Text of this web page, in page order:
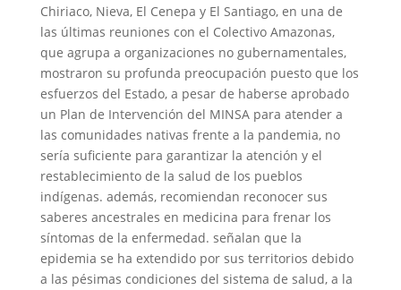
Chiriaco, Nieva, El Cenepa y El Santiago, en una de
las últimas reuniones con el Colectivo Amazonas,
que agrupa a organizaciones no gubernamentales,
mostraron su profunda preocupación puesto que los
esfuerzos del Estado, a pesar de haberse aprobado
un Plan de Intervención del MINSA para atender a
las comunidades nativas frente a la pandemia, no
sería suficiente para garantizar la atención y el
restablecimiento de la salud de los pueblos
indígenas. además, recomiendan reconocer sus
saberes ancestrales en medicina para frenar los
síntomas de la enfermedad. señalan que la
epidemia se ha extendido por sus territorios debido
a las pésimas condiciones del sistema de salud, a la